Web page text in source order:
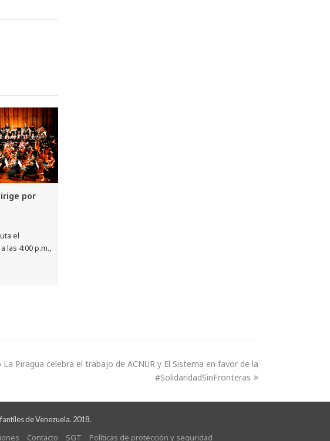
por
el
las 4:00 p.m.,
La Piragua celebra el trabajo de ACNUR y El Sistema en favor de la
#SolidaridadSinFronteras
de Venezuela. 2018.
Contacto SGT Políticas de protección y seguridad